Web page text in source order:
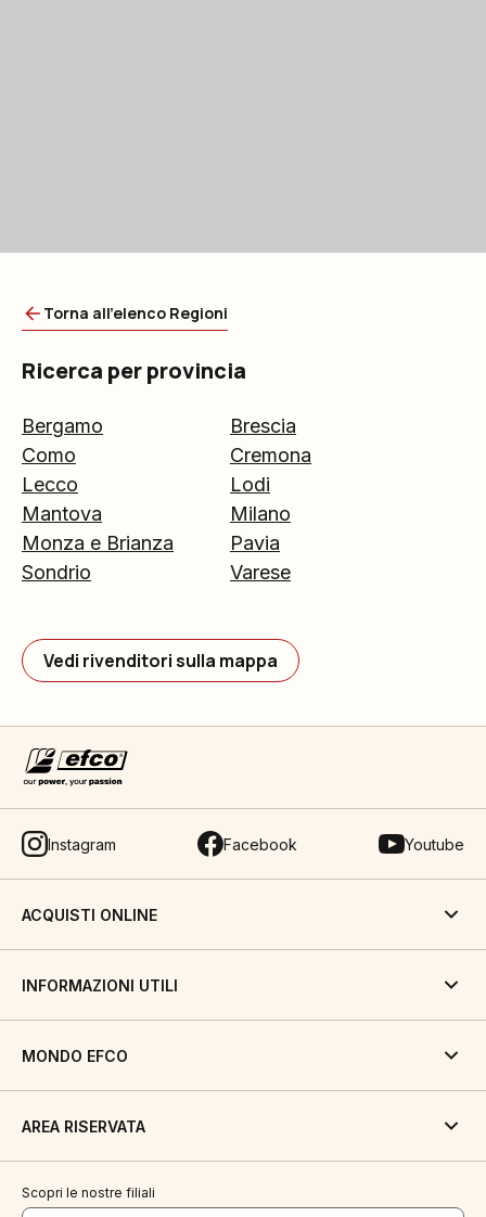
Torna all'elenco Regioni
Ricerca per provincia
Bergamo
Brescia
Como
Cremona
Lecco
Lodi
Mantova
Milano
Monza e Brianza
Pavia
Sondrio
Varese
Vedi rivenditori sulla mappa
Instagram Facebook Youtube
ACQUISTI ONLINE
INFORMAZIONI UTILI
MONDO EFCO
AREA RISERVATA
Scopri le nostre filiali